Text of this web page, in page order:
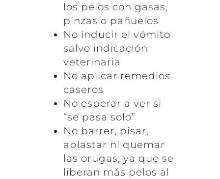
los pelos con gasas,
pinzas o pañuelos
No inducir el vómito
salvo indicación
veterinaria
No aplicar remedios
caseros
No esperar a ver si
“se pasa solo”
No barrer, pisar,
aplastar ni quemar
las orugas, ya que se
liberan más pelos al